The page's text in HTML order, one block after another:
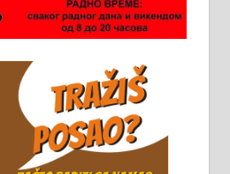
за рад на
промет” у
За више
доћи лично на
улици Максима
радног дана од
465-045
димњака.